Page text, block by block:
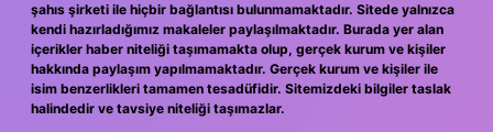
şahıs şirketi ile hiçbir bağlantısı bulunmamaktadır. Sitede yalnızca
kendi hazırladığımız makaleler paylaşılmaktadır. Burada yer alan
içerikler haber niteliği taşımamakta olup, gerçek kurum ve kişiler
hakkında paylaşım yapılmamaktadır. Gerçek kurum ve kişiler ile
isim benzerlikleri tamamen tesadüfidir. Sitemizdeki bilgiler taslak
halindedir ve tavsiye niteliği taşımazlar.